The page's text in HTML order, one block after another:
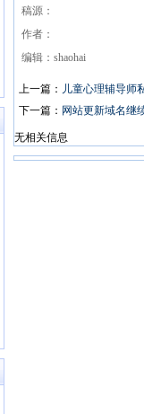
稿源：
作者：
编辑：shaohai
上一篇： 儿童心理辅导师
下一篇： 网站更新域名继
无相关信息